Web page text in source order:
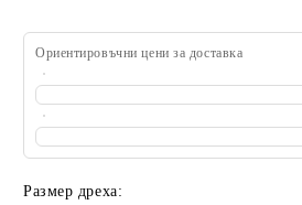
Ориентировъчни цени за доставка
Размер дреха: